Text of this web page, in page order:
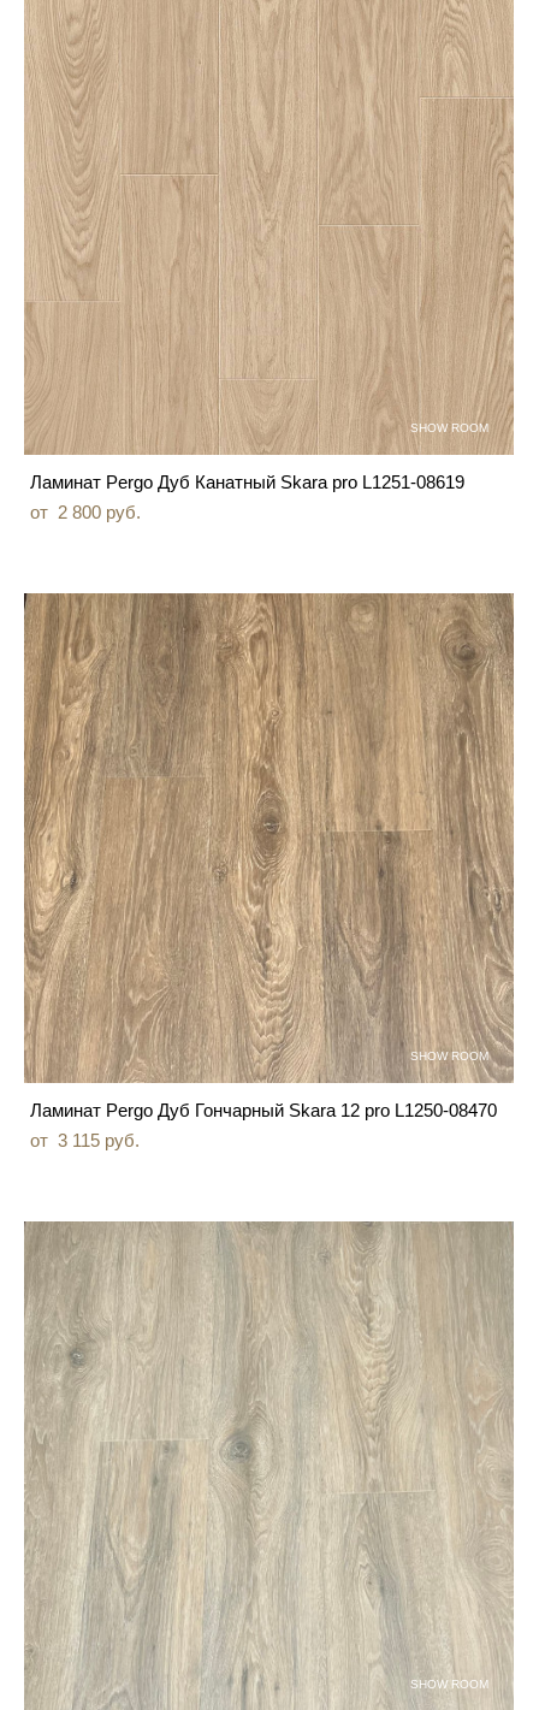
SHOW ROOM
Ламинат Pergo Дуб Канатный Skara pro L1251-08619
от 2 800 pуб.
SHOW ROOM
Ламинат Pergo Дуб Гончарный Skara 12 pro L1250-08470
от 3 115 pуб.
SHOW ROOM